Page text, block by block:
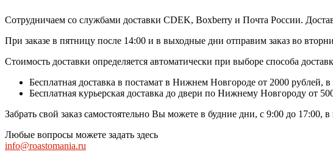
Сотрудничаем со службами доставки CDEK, Boxberry и Почта России.
При заказе в пятницу после 14:00 и в выходные дни отправим заказ во
Стоимость доставки определяется автоматически при выборе способа
Бесплатная доставка в постамат в Нижнем Новгороде от 2000 рублей,
Бесплатная курьерская доставка до двери по Нижнему Новгороду от
Забрать свой заказ самостоятельно Вы можете в будние дни, с 9:00 до
Любые вопросы можете задать здесь
info@roastomania.ru